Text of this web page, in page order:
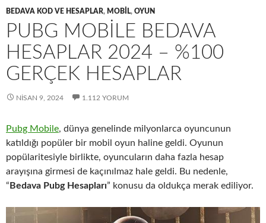
BEDAVA KOD VE HESAPLAR, MOBIL, OYUN
PUBG MOBILE BEDAVA
HESAPLAR 2024 – %100
GERÇEK HESAPLAR
NISAN 9, 2024 1.112 YORUM
Pubg Mobile, dünya genelinde milyonlarca oyuncunun
katıldığı popüler bir mobil oyun haline geldi. Oyunun
popülaritesiyle birlikte, oyuncuların daha fazla hesap
arayışına girmesi de kaçınılmaz hale geldi. Bu nedenle,
“ Bedava Pubg Hesapları” konusu da oldukça merak ediliyor.